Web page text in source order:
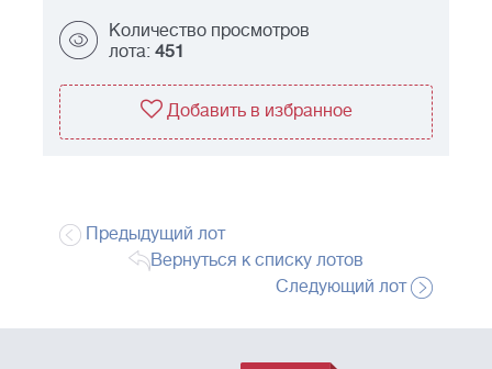
Количество просмотров
лота: 451
Добавить в избранное
Предыдущий лот
Вернуться к списку лотов
Следующий лот